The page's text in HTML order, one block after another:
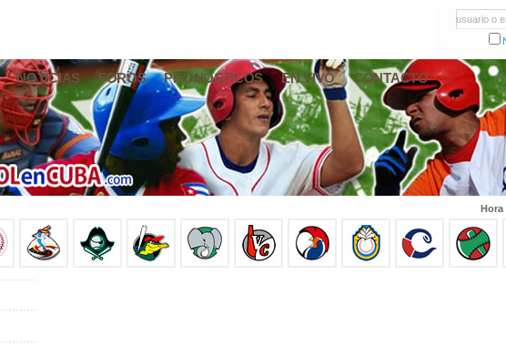
usuario o
NOTICIAS FOROS PRONÓSTICOS EN VIVO CONTACTO
Hora